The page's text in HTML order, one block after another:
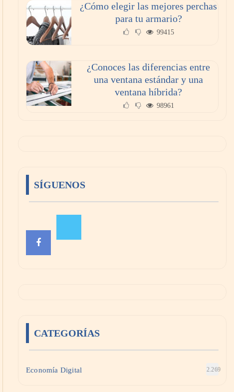
¿Cómo elegir las mejores perchas
para tu armario?
99415
¿Conoces las diferencias entre
una ventana estándar y una
ventana híbrida?
98961
SÍGUENOS
CATEGORÍAS
Economía Digital 2.269